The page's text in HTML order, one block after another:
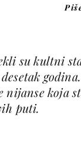
su kultni
nijanse koja
puti.